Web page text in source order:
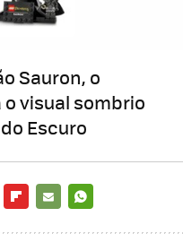
Sauron, o
o visual sombrio
Escuro